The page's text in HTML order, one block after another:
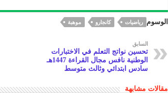
gr
a
m
eb
oo
k
at
s
A
p
p
a
h
at
p
ar
الوسوم رياضيات كانجارو موهبة
السابق
تحسين نواتج التعلم في الاختبارات
الوطنية نافس مجال القراءة 1447هـ
سادس ابتدائي وثالث متوسط
مقالات مشابهة